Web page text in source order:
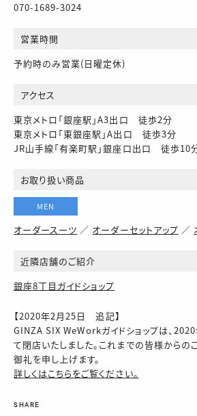
070-1689-3024
営業時間
予約時のみ営業(日曜定休)
アクセス
東京メトロ「銀座駅」A3出口 徒歩2分
東京メトロ「東銀座駅」A出口 徒歩3分
JR山手線「有楽町駅」銀座口出口 徒歩10
お取り扱い商品
MEN
オーダースーツ ／ オーダーセットアップ ／
近隣店舗のご紹介
銀座8丁目ガイドショップ
【2020年2月25日 追記】
GINZA SIX WeWorkガイドショップは、
て閉店いたしました。これまでの皆様からの
御礼を申し上げます。
詳しくはこちらをご覧ください。
SHARE